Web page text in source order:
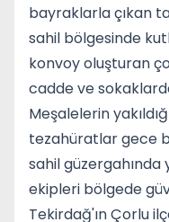
bayraklarla çıkan
sahil bölgesinde
konvoy oluşturan
cadde ve
Meşalelerin
tezahüratlar gece
sahil güzergahında
ekipleri bölgede
Tekirdağ'ın Çorlu